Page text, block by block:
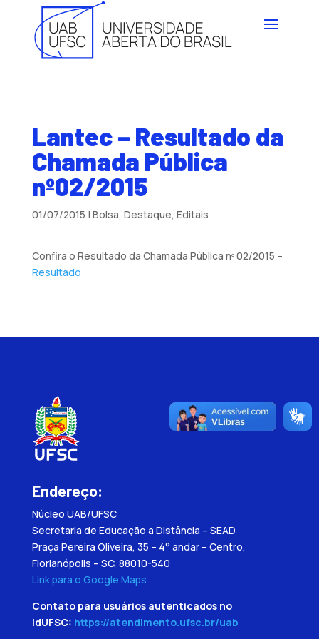
Lantec – Resultado da
Chamada Pública
nº02/2015
01/07/2015 | Bolsa, Destaque, Editais
Confira o Resultado da Chamada Pública nº 02/2015 –
Resultado
Endereço:
Núcleo UAB/UFSC
Secretaria de Educação a Distância – SEAD
Praça Pereira Oliveira, 35 – 4° andar – Centro,
Florianópolis – SC, 88010-540
Link para o Google Maps
Contato para usuários autenticados no
IdUFSC: https://atendimento.ufsc.br/uab